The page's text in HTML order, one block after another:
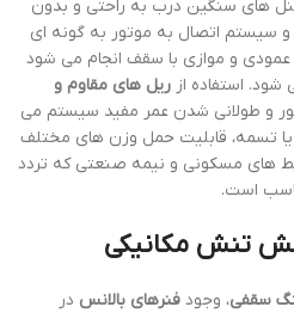
های سنگین درب به راحتی و بدون
سیستم اتصال به موتور به گونه ای
و موازی با سقف انجام می شود
استفاده از ریل های مقاوم و
و طولانی شدن عمر مفید سیستم می
یا تسمه، قابلیت حمل وزن های مختلف
های مسکونی و نیمه صنعتی که تردد
است.
تنش مکانیکی
سقفی، وجود فنرهای بالانس در